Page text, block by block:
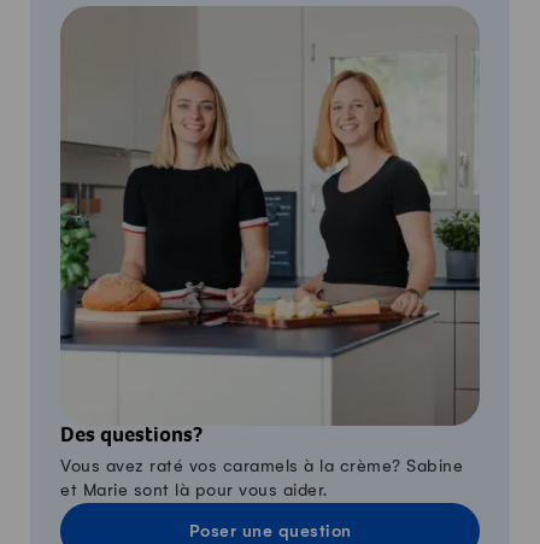
Des questions?
Vous avez raté vos caramels à la crème? Sabine
et Marie sont là pour vous aider.
Poser une question